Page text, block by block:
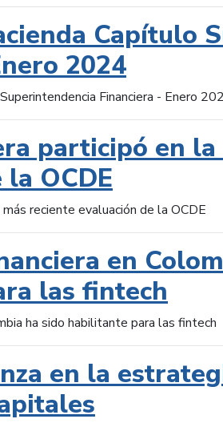
Capítulo
2024
Financiera - Enero
participó en la
OCDE
reciente evaluación de la OCDE
en
las fintech
ha sido habilitante para las fintech
en la